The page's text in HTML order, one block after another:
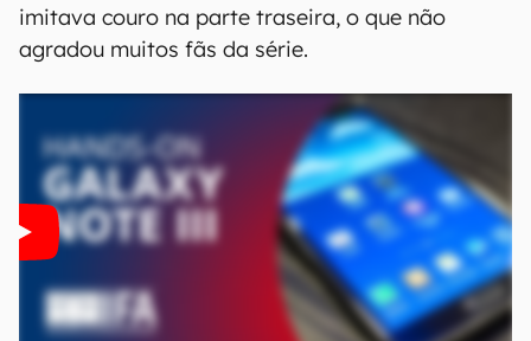
imitava couro na parte traseira, o que não
agradou muitos fãs da série.